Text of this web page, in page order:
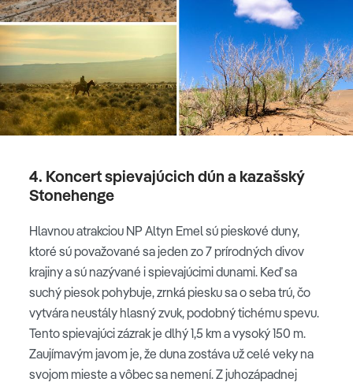
4. Koncert spievajúcich dún a kazašský
Stonehenge
Hlavnou atrakciou NP Altyn Emel sú pieskové duny,
ktoré sú považované sa jeden zo 7 prírodných divov
krajiny a sú nazývané i spievajúcimi dunami. Keď sa
suchý piesok pohybuje, zrnká piesku sa o seba trú, čo
vytvára neustály hlasný zvuk, podobný tichému spevu.
Tento spievajúci zázrak je dlhý 1,5 km a vysoký 150 m.
Zaujímavým javom je, že duna zostáva už celé veky na
svojom mieste a vôbec sa nemení. Z juhozápadnej